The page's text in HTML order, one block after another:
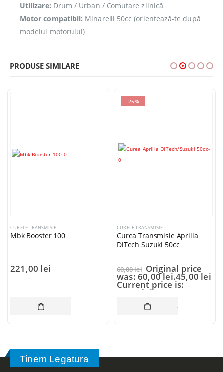
Utilizare: Drum / Urban / Comutare zilnică
Motor compatibil: Minarelli 50cc (orientează-te după
modelul motorului)
PRODUSE SIMILARE
CURELE TRANSMISIE
Mbk Booster 100
221,00 lei
ADAUGĂ ÎN COȘ
-25%
CURELE TRANSMISIE
Curea Transmisie Aprilia
DiTech Suzuki 50cc
60,00lei Original price
was: 60,00 lei.45,00 lei
Current price is:
45,00 lei.
ADAUGĂ ÎN COȘ
Tinem Legatura